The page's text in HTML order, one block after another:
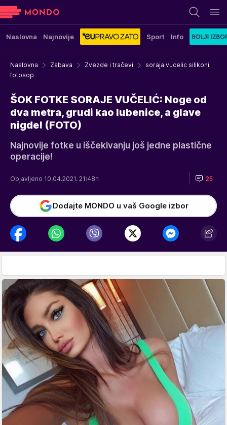
Naslovna Najnovije Sport Info
Naslovna Zabava Zvezde i tračevi
soraja vucelic silikoni
fotosop
ŠOK FOTKE SORAJE VUČELIĆ: Noge od
dva metra, grudi kao lubenice, a glave
nigde! (FOTO)
Najnovije fotke u iščekivanju još jedne plastične
operacije!
Objavljeno 10.04.2021. 21:48h 25
Dodajte MONDO u vaš Google izbor